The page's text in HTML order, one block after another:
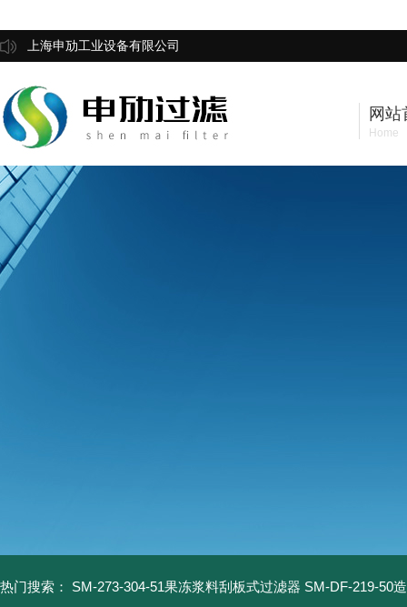
上海申劢工业设备有限公司
网站
Home
热门搜索： SM-273-304-51果冻浆料刮板式过滤器 SM-DF-219-50